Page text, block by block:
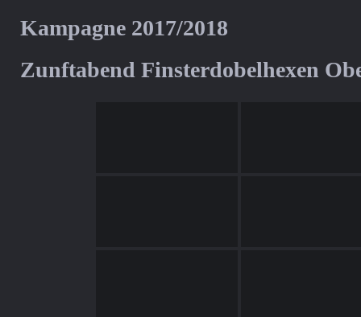
Kampagne 2017/2018
Zunftabend Finsterdobelhexen